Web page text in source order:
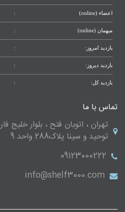
اعضاء (online) :
میهمان (online) :
بازدید امروز: :
بازدید دیروز: :
بازدید کل: :
تماس با ما
تهران ، اتوبان فتح ، بلوار خلیج
توحید و سینا پلاک288 واحد 9
09123000222
info@shelf3000.com